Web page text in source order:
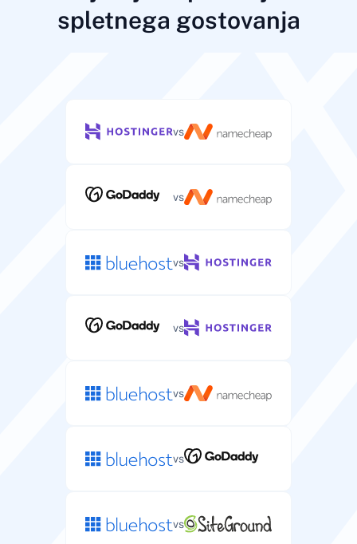
spletnega gostovanja
vs
vs
vs
vs
vs
vs
vs